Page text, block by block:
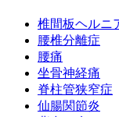
椎間板ヘルニ
腰椎分離症
腰痛
坐骨神経痛
脊柱管狭窄症
仙腸関節炎